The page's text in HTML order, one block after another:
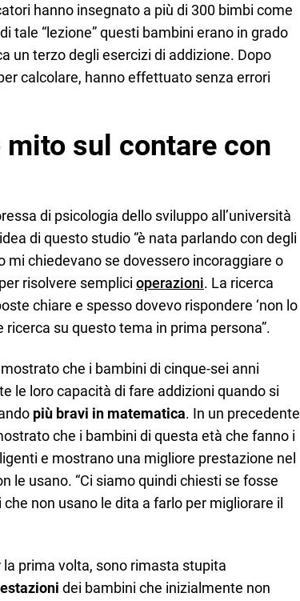
hanno insegnato a più di 300 bimbi come
tale “lezione” questi bambini erano in grado
un terzo degli esercizi di addizione. Dopo
calcolare, hanno effettuato senza errori
sul contare con
di psicologia dello sviluppo all’università
di questo studio “è nata parlando con degli
mi chiedevano se dovessero incoraggiare o
per risolvere semplici operazioni. La ricerca
chiare e spesso dovevo rispondere ‘non lo
ricerca su questo tema in prima persona”.
che i bambini di cinque-sei anni
le loro capacità di fare addizioni quando si
più bravi in matematica. In un precedente
che i bambini di questa età che fanno i
e mostrano una migliore prestazione nel
le usano. “Ci siamo quindi chiesti se fosse
non usano le dita a farlo per migliorare il
la prima volta, sono rimasta stupita
dei bambini che inizialmente non